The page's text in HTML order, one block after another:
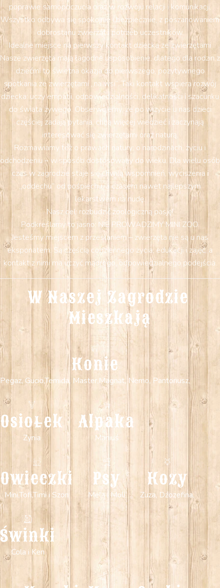
poprawie samopoczucia oraz w rozwoju relacji i komunikacji.
Wszystko odbywa się spokojnie i bezpiecznie, z poszanowaniem
dobrostanu zwierząt i potrzeb uczestników.
Idealne miejsce na pierwszy kontakt dziecka ze zwierzętami
Nasze zwierzęta mają łagodne usposobienie, dlatego dla rodzin z
dziećmi to świetna okazja do pierwszego, pozytywnego
spotkania ze zwierzętami „na wsi”. Taki kontakt wspiera rozwój
dziecka: uczy empatii, odpowiedzialności, delikatności i szacunku
do świata żywego. Obserwujemy, że po wizycie u nas dzieci
częściej zadają pytania, chcą więcej wiedzieć i zaczynają
interesować się zwierzętami oraz naturą.
Rozmawiamy też o prawach natury: o narodzinach, życiu i
odchodzeniu – w sposób dostosowany do wieku. Dla wielu osób
czas w zagrodzie staje się chwilą wspomnień, wyciszenia i
„oddechu” od pośpiechu, a czasem nawet najlepszym
lekarstwem na nudę.
Nasz cel: rozbudzić zoologiczną pasję!
Podkreślamy to jasno: NIE PROWADZIMY MINI ZOO.
Jesteśmy miejscem z przesłaniem – zwierzęta nie są u nas
eksponatem. Są częścią codziennego życia, edukacji i zajęć, a
kontakt z nimi ma uczyć mądrego, odpowiedzialnego podejścia.
W Naszej Zagrodzie
Mieszkają
Konie
Pegaz, Gucio,Temida, Master,Magnat, Nemo, Pantoriusz,
Osiołek
Zynia
Alpaka
Maniuś
Owieczki
Mini,Tofi,Timi i Szon
Psy
Mela i Moli
Kozy
Zuza, Dźozefina,
Świnki
Cola i Ken